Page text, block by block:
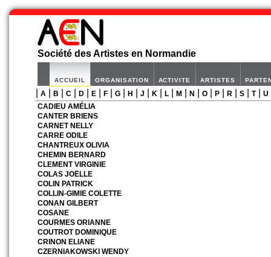
Société des Artistes en Normandie
ACCUEIL ORGANISATION ACTIVITE ARTISTES
A B C| D| E| F| G| H J K L| M| N O| P| R S| T| U
CADIEU AMÉLIA
CANTER BRIENS
CARNET NELLY
CARRE ODILE
CHANTREUX OLIVIA
CHEMIN BERNARD
CLEMENT VIRGINIE
COLAS JOËLLE
COLIN PATRICK
COLLIN-GIMIE COLETTE
CONAN GILBERT
COSANE
COURMES ORIANNE
COUTROT DOMINIQUE
CRINON ELIANE
CZERNIAKOWSKI WENDY